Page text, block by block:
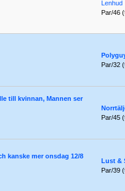
Lenhud
Par/46
Par/32
till kvinnan, Mannen ser
Par/45
kanske mer onsdag 12/8
Lust &
Par/39